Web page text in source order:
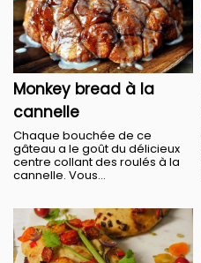
Monkey bread à la
cannelle
Chaque bouchée de ce
gâteau a le goût du délicieux
centre collant des roulés à la
cannelle. Vous...